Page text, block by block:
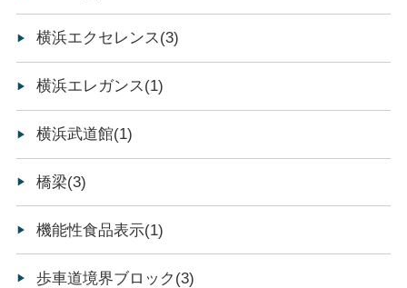
横浜エクセレンス(3)
横浜エレガンス(1)
横浜武道館(1)
橋梁(3)
機能性食品表示(1)
歩車道境界ブロック(3)